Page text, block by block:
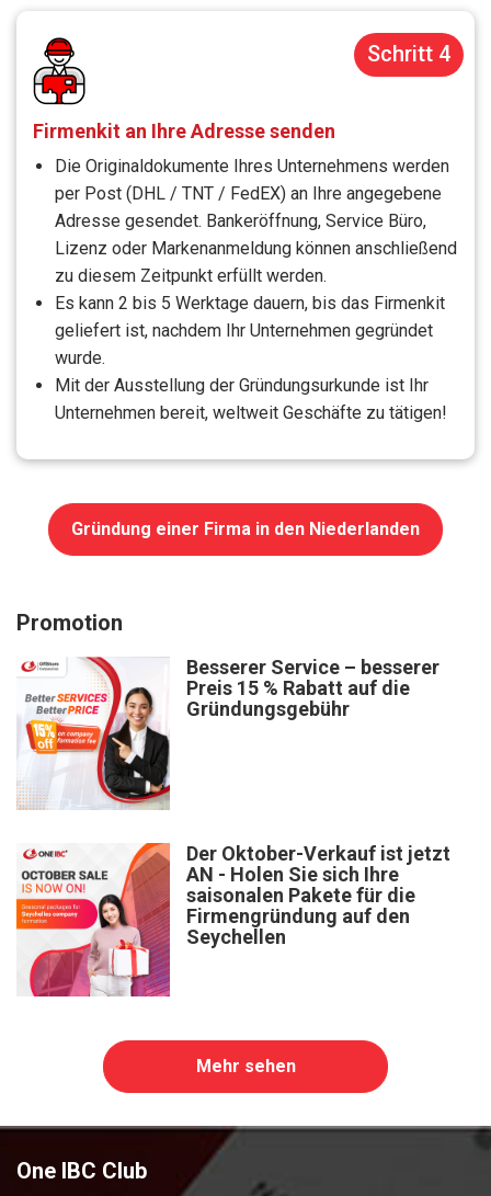
Schritt 4
Firmenkit an Ihre Adresse senden
Die Originaldokumente Ihres Unternehmens werden
per Post (DHL / TNT / FedEX) an Ihre angegebene
Adresse gesendet. Bankeröffnung, Service Büro,
Lizenz oder Markenanmeldung können anschließend
zu diesem Zeitpunkt erfüllt werden.
Es kann 2 bis 5 Werktage dauern, bis das Firmenkit
geliefert ist, nachdem Ihr Unternehmen gegründet
wurde.
Mit der Ausstellung der Gründungsurkunde ist Ihr
Unternehmen bereit, weltweit Geschäfte zu tätigen!
Gründung einer Firma in den Niederlanden
Promotion
Besserer Service – besserer
Preis 15 % Rabatt auf die
Gründungsgebühr
Der Oktober-Verkauf ist jetzt
AN - Holen Sie sich Ihre
saisonalen Pakete für die
Firmengründung auf den
Seychellen
Mehr sehen
One IBC Club